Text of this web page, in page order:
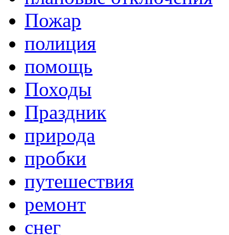
Пожар
полиция
помощь
Походы
Праздник
природа
пробки
путешествия
ремонт
снег